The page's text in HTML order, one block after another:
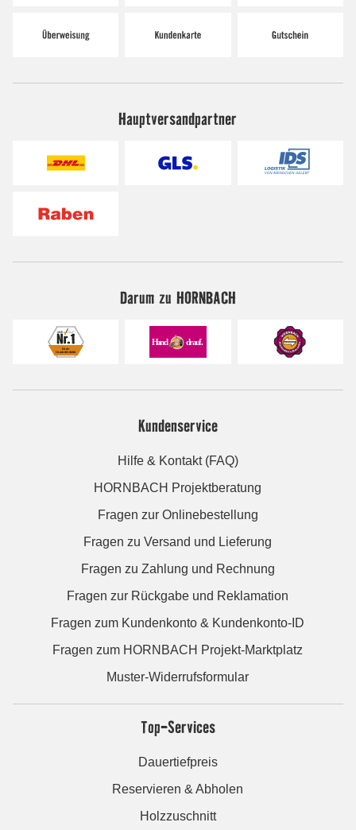
Hauptversandpartner
Darum zu HORNBACH
Kundenservice
Hilfe & Kontakt (FAQ)
HORNBACH Projektberatung
Fragen zur Onlinebestellung
Fragen zu Versand und Lieferung
Fragen zu Zahlung und Rechnung
Fragen zur Rückgabe und Reklamation
Fragen zum Kundenkonto & Kundenkonto-ID
Fragen zum HORNBACH Projekt-Marktplatz
Muster-Widerrufsformular
Top-Services
Dauertiefpreis
Reservieren & Abholen
Holzzuschnitt